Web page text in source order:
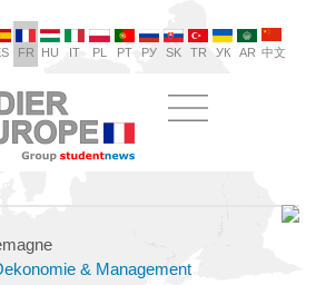
FR HU IT PL PT РУ SK TR УК AR 中文
& Management